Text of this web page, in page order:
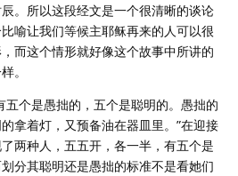
。所以这段经文是一个很清晰的谈论
喻让我们等候主耶稣再来的人可以很
而这个情形就好像这个故事中所讲的
。
五个是愚拙的，五个是聪明的。愚拙的
拿着灯，又预备油在器皿里。”在迎接
两种人，五五开，各一半，有五个是
分其聪明还是愚拙的标准不是看她们